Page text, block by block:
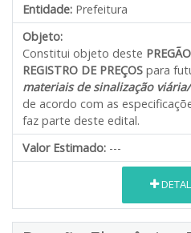
Entidade: Prefeitura
Objeto:
Constitui objeto deste PREGÃO
REGISTRO DE PREÇOS para
materiais de sinalização
de acordo com as
faz parte deste edital.
Valor Estimado: ---